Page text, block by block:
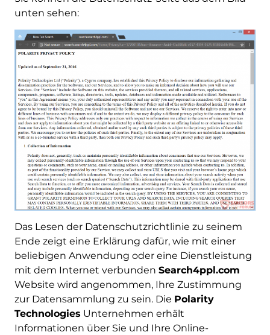
unten sehen:
Das Lesen der Datenschutzrichtlinie zu seinem
Ende zeigt eine Erklärung dafür, wie mit einer
beliebigen Anwendung oder eine Dienstleistung
mit dem Internet verbunden Search4ppl.com
Website wird angenommen, Ihre Zustimmung
zur Datensammlung zu sein. Die Polarity
Technologies Unternehmen erhält
Informationen über Sie und Ihre Online-